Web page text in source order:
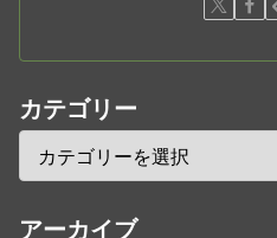
カテゴリー
アーカイブ